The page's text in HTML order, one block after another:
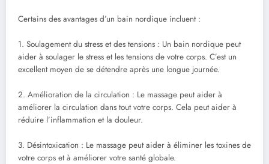
Certains des avantages d’un bain nordique incluent :
1. Soulagement du stress et des tensions : Un bain nordique peut
aider à soulager le stress et les tensions de votre corps. C’est un
excellent moyen de se détendre après une longue journée.
2. Amélioration de la circulation : Le massage peut aider à
améliorer la circulation dans tout votre corps. Cela peut aider à
réduire l’inflammation et la douleur.
3. Désintoxication : Le massage peut aider à éliminer les toxines de
votre corps et à améliorer votre santé globale.